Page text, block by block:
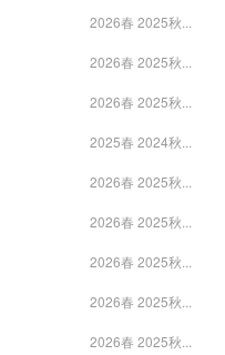
2026春 2025秋...
2026春 2025秋...
2026春 2025秋...
2025春 2024秋...
2026春 2025秋...
2026春 2025秋...
2026春 2025秋...
2026春 2025秋...
2026春 2025秋...